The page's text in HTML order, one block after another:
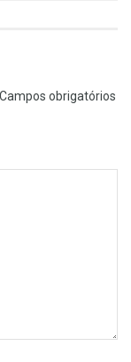
Campos obrigatórios